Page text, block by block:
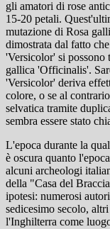
gli amatori di rose
15-20 petali.
mutazione di Rosa
dimostrata dal fatto
'Versicolor' si
gallica 'Officinalis'.
'Versicolor' deriva
colore, o se al
selvatica tramite
sembra essere stato
L'epoca durante la
è oscura quanto
alcuni archeologi
della "Casa del
ipotesi: numerosi
sedicesimo secolo,
l'Inghilterra come